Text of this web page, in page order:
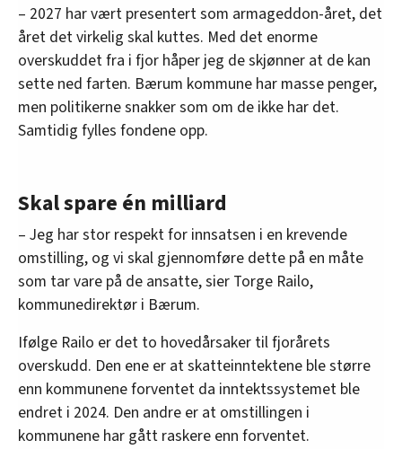
– 2027 har vært presentert som armageddon-året, det
året det virkelig skal kuttes. Med det enorme
overskuddet fra i fjor håper jeg de skjønner at de kan
sette ned farten. Bærum kommune har masse penger,
men politikerne snakker som om de ikke har det.
Samtidig fylles fondene opp.
Skal spare én milliard
– Jeg har stor respekt for innsatsen i en krevende
omstilling, og vi skal gjennomføre dette på en måte
som tar vare på de ansatte, sier Torge Railo,
kommunedirektør i Bærum.
Ifølge Railo er det to hovedårsaker til fjorårets
overskudd. Den ene er at skatteinntektene ble større
enn kommunene forventet da inntektssystemet ble
endret i 2024. Den andre er at omstillingen i
kommunene har gått raskere enn forventet.